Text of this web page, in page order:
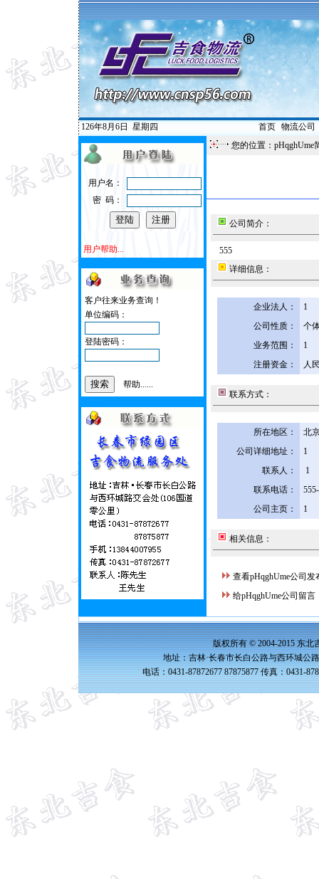
126年8月6日 星期四 首页| 物流公司
用户名：
密 码：
用户帮助...
客户往来业务查询！
单位编码：
登陆密码：
帮助......
您的位置：pHqghUme
公司简介：
555
详细信息：
企业法人：
1
公司性质：
个
业务范围：
1
注册资金：
人
联系方式：
所在地区：
北
公司详细地址：
1
联系人：
1
联系电话：
公司主页：
1
相关信息：
查看pHqghUme公司发
给pHqghUme公司留言
版权所有 © 2004-2015 东北
地址：吉林·长春市长白公路与西环城公
电话：0431-87872677 87875877 传真：0431-